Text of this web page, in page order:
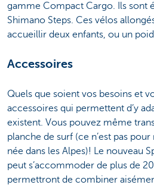
gamme Compact Cargo. Ils sont
Shimano Steps. Ces vélos
accueillir deux enfants, ou un
Accessoires
Quels que soient vos besoins et
accessoires qui permettent d’y
existent. Vous pouvez même
planche de surf (ce n’est pas
née dans les Alpes)! Le nouveau
peut s’accommoder de plus de
permettront de combiner